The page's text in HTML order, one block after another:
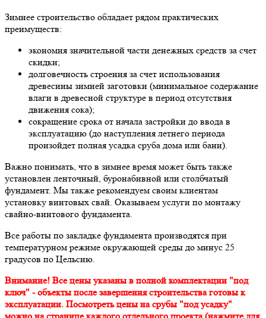
Зимнее строительство обладает рядом практических
преимуществ:
экономия значительной части денежных средств за счет
скидки;
долговечность строения за счет использования
древесины зимней заготовки (минимальное содержание
влаги в древесной структуре в период отсутствия
движения сока);
сокращение срока от начала застройки до ввода в
эксплуатацию (до наступления летнего периода
произойдет полная усадка сруба дома или бани).
Важно понимать, что в зимнее время может быть также
установлен ленточный, буронабивной или столбчатый
фундамент. Мы также рекомендуем своим клиентам
установку винтовых свай. Оказываем услуги по монтажу
свайно-винтового фундамента.
Все работы по закладке фундамента производятся при
температурном режиме окружающей среды до минус 25
градусов по Цельсию.
Внимание! Все цены указаны в полной комплектации "под
ключ" - объекты после завершения строительства готовы к
эксплуатации. Посмотреть цены на срубы "под усадку"
можно на странице каждого отдельного проекта (нажмите для